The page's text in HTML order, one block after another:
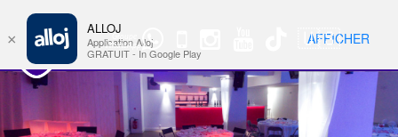
Groupe
WhatsApp
🇺🇸 Nav
×
ALLOJ
Application Alloj
GRATUIT - In Google Play
AFFICHER